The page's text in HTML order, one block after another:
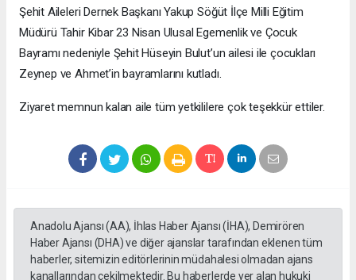
Şehit Aileleri Dernek Başkanı Yakup Söğüt İlçe Milli Eğitim
Müdürü Tahir Kibar 23 Nisan Ulusal Egemenlik ve Çocuk
Bayramı nedeniyle Şehit Hüseyin Bulut’un ailesi ile çocukları
Zeynep ve Ahmet’in bayramlarını kutladı.
Ziyaret memnun kalan aile tüm yetkililere çok teşekkür ettiler.
Anadolu Ajansı (AA), İhlas Haber Ajansı (İHA), Demirören
Haber Ajansı (DHA) ve diğer ajanslar tarafından eklenen tüm
haberler, sitemizin editörlerinin müdahalesi olmadan ajans
kanallarından çekilmektedir. Bu haberlerde yer alan hukuki